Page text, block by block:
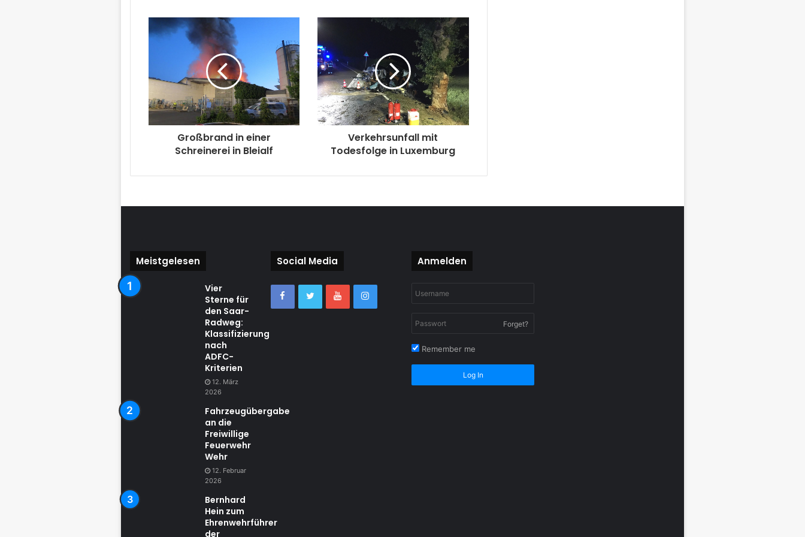
Großbrand in einer
Schreinerei in Bleialf
Verkehrsunfall mit
Todesfolge in Luxemburg
Meistgelesen
Vier
Sterne für
den Saar-
Radweg:
Klassifizierung
nach
ADFC-
Kriterien
12. März
2026
Fahrzeugübergabe
an die
Freiwillige
Feuerwehr
Wehr
12. Februar
2026
Bernhard
Hein zum
Ehrenwehrführer
der
Social Media Anmelden
Forget?
Remember me
Log In